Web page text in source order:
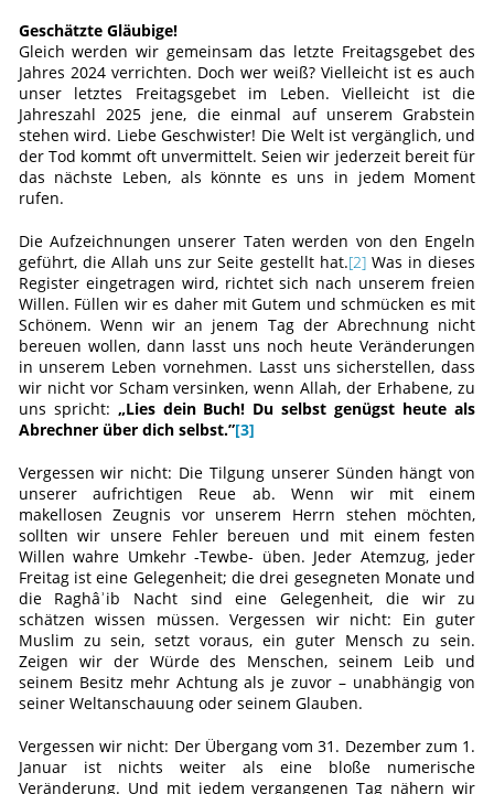
Geschätzte Gläubige!
Gleich werden wir gemeinsam das letzte Freitagsgebet des
Jahres 2024 verrichten. Doch wer weiß? Vielleicht ist es auch
unser letztes Freitagsgebet im Leben. Vielleicht ist die
Jahreszahl 2025 jene, die einmal auf unserem Grabstein
stehen wird. Liebe Geschwister! Die Welt ist vergänglich, und
der Tod kommt oft unvermittelt. Seien wir jederzeit bereit für
das nächste Leben, als könnte es uns in jedem Moment
rufen.
Die Aufzeichnungen unserer Taten werden von den Engeln
geführt, die Allah uns zur Seite gestellt hat.[2]Was in dieses
Register eingetragen wird, richtet sich nach unserem freien
Willen. Füllen wir es daher mit Gutem und schmücken es mit
Schönem. Wenn wir an jenem Tag der Abrechnung nicht
bereuen wollen, dann lasst uns noch heute Veränderungen
in unserem Leben vornehmen. Lasst uns sicherstellen, dass
wir nicht vor Scham versinken, wenn Allah, der Erhabene, zu
uns spricht: „Lies dein Buch! Du selbst genügst heute als
Abrechner über dich selbst.”[3]
Vergessen wir nicht: Die Tilgung unserer Sünden hängt von
unserer aufrichtigen Reue ab. Wenn wir mit einem
makellosen Zeugnis vor unserem Herrn stehen möchten,
sollten wir unsere Fehler bereuen und mit einem festen
Willen wahre Umkehr -Tewbe- üben. Jeder Atemzug, jeder
Freitag ist eine Gelegenheit; die drei gesegneten Monate und
die Raghâʾib Nacht sind eine Gelegenheit, die wir zu
schätzen wissen müssen. Vergessen wir nicht: Ein guter
Muslim zu sein, setzt voraus, ein guter Mensch zu sein.
Zeigen wir der Würde des Menschen, seinem Leib und
seinem Besitz mehr Achtung als je zuvor – unabhängig von
seiner Weltanschauung oder seinem Glauben.
Vergessen wir nicht: Der Übergang vom 31. Dezember zum 1.
Januar ist nichts weiter als eine bloße numerische
Veränderung. Und mit jedem vergangenen Tag nähern wir